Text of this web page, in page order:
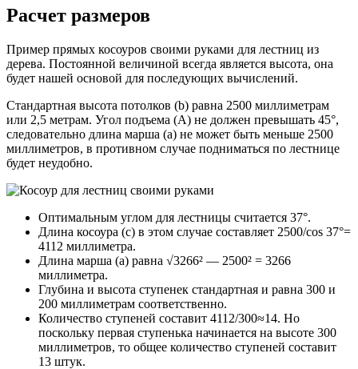
Расчет размеров
Пример прямых косоуров своими руками для лестниц из
дерева. Постоянной величиной всегда является высота, она
будет нашей основой для последующих вычислений.
Стандартная высота потолков (b) равна 2500 миллиметрам
или 2,5 метрам. Угол подъема (A) не должен превышать 45°,
следовательно длина марша (a) не может быть меньше 2500
миллиметров, в противном случае подниматься по лестнице
будет неудобно.
Оптимальным углом для лестницы считается 37°.
Длина косоура (c) в этом случае составляет 2500/cos 37°=
4112 миллиметра.
Длина марша (а) равна √3266² — 2500² = 3266
миллиметра.
Глубина и высота ступенек стандартная и равна 300 и
200 миллиметрам соответственно.
Количество ступеней составит 4112/300≈14. Но
поскольку первая ступенька начинается на высоте 300
миллиметров, то общее количество ступеней составит
13 штук.